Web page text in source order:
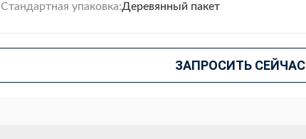
Стандартная упаковка:Деревянный пакет
ЗАПРОСИТЬ СЕЙЧАС